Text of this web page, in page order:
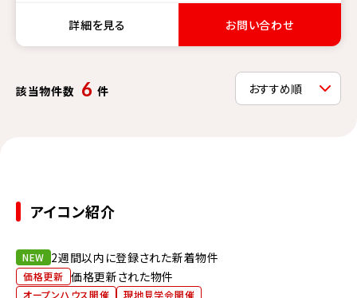
詳細を見る お問い合わせ
該当物件数 6 件
アイコン紹介
NEW 2週間以内に登録された新着物件
価格更新 価格更新された物件
オープンハウス開催 現地見学会開催